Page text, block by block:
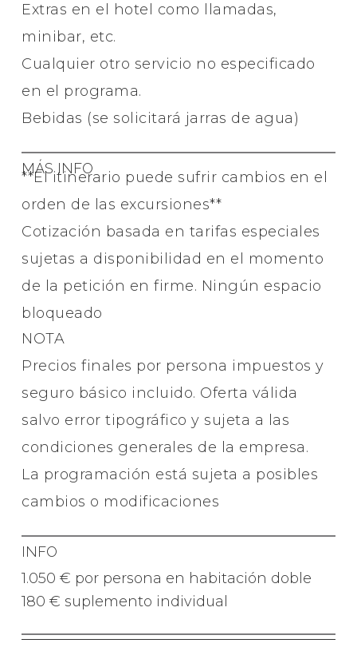
Extras en el hotel como llamadas,
minibar, etc.
Cualquier otro servicio no especificado
en el programa.
Bebidas (se solicitará jarras de agua)
MÁS INFO
**El itinerario puede sufrir cambios en el
orden de las excursiones**
Cotización basada en tarifas especiales
sujetas a disponibilidad en el momento
de la petición en firme. Ningún espacio
bloqueado
NOTA
Precios finales por persona impuestos y
seguro básico incluido. Oferta válida
salvo error tipográfico y sujeta a las
condiciones generales de la empresa.
La programación está sujeta a posibles
cambios o modificaciones
INFO
1.050 € por persona en habitación doble
180 € suplemento individual